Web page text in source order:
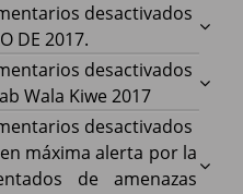
Cauca
con
desactivados
ACIN
DE
DE 2017.
desactivados
Hacía
Wala Kiwe 2017
desactivados
máxima alerta por la
de amenazas